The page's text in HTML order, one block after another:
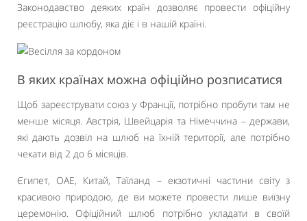
Законодавство деяких країн дозволяє провести офіційну
реєстрацію шлюбу, яка діє і в нашій країні.
В яких країнах можна офіційно розписатися
Щоб зареєструвати союз у Франції, потрібно пробути там не
менше місяця. Австрія, Швейцарія та Німеччина – держави,
які дають дозвіл на шлюб на їхній території, але потрібно
чекати від 2 до 6 місяців.
Єгипет, ОАЕ, Китай, Таїланд – екзотичні частини світу з
красивою природою, де ви можете провести лише виїзну
церемонію. Офіційний шлюб потрібно укладати в своїй